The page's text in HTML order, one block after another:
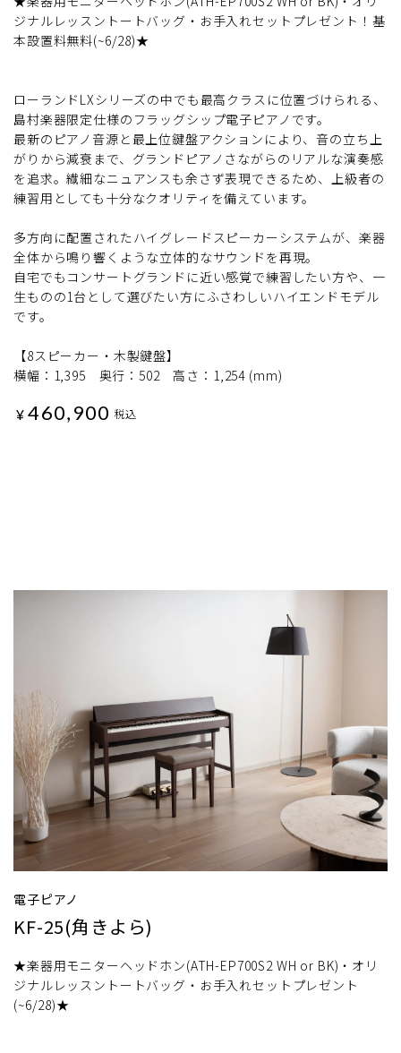
ジナルレッスントートバッグ・お手入れセットプレゼント！基
本設置料無料(~6/28)★
ローランドLXシリーズの中でも最高クラスに位置づけられる、
島村楽器限定仕様のフラッグシップ電子ピアノです。
最新のピアノ音源と最上位鍵盤アクションにより、音の立ち上
がりから減衰まで、グランドピアノさながらのリアルな演奏感
を追求。繊細なニュアンスも余さず表現できるため、上級者の
練習用としても十分なクオリティを備えています。
多方向に配置されたハイグレードスピーカーシステムが、楽器
全体から鳴り響くような立体的なサウンドを再現。
自宅でもコンサートグランドに近い感覚で練習したい方や、一
生ものの1台として選びたい方にふさわしいハイエンドモデル
です。
【8スピーカー・木製鍵盤】
横幅：1,395 奥行：502 高さ：1,254 (mm)
¥ 460,900 税込
電子ピアノ
KF-25(角きよら)
★楽器用モニターヘッドホン(ATH-EP700S2 WH or BK)・オリ
ジナルレッスントートバッグ・お手入れセットプレゼント
(~6/28)★